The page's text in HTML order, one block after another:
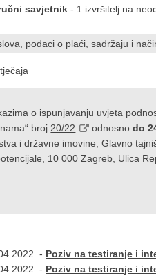
savjetnik- 1 izvršitelj na
podaci o plaći, sadržaju i
o ispunjavanju uvjeta
broj 20/22 odnosnodo
i državne imovine, Glavno
10 000 Zagreb, Ulica
- Poziv na testiranje i
- Poziv na testiranje i